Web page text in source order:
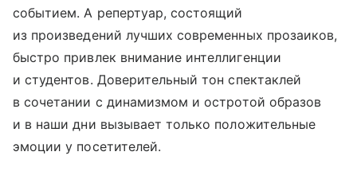
событием. А репертуар, состоящий
из произведений лучших современных прозаиков,
быстро привлек внимание интеллигенции
и студентов. Доверительный тон спектаклей
в сочетании с динамизмом и остротой образов
и в наши дни вызывает только положительные
эмоции у посетителей.